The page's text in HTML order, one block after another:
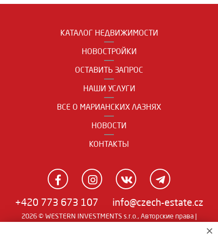
КАТАЛОГ НЕДВИЖИМОСТИ
НОВОСТРОЙКИ
ОСТАВИТЬ ЗАПРОС
НАШИ УСЛУГИ
ВСЕ О МАРИАНСКИХ ЛАЗНЯХ
НОВОСТИ
КОНТАКТЫ
+420 773 673 107 info@czech-estate.cz
2026 © WESTERN INVESTMENTS s.r.o., Авторские права |
×